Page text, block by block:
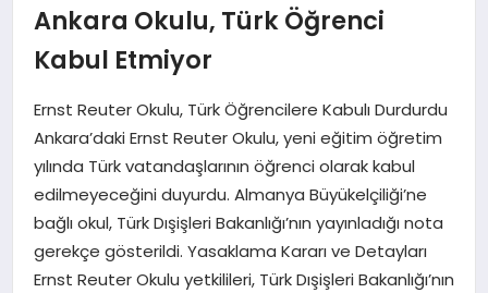
MAGAZIN
SIYASET
SPOR
TEKNOLOJI
YAŞAM
Ankara Okulu, Türk Öğrenci
Kabul Etmiyor
Ernst Reuter Okulu, Türk Öğrencilere Kabulı Durdurdu
Ankara’daki Ernst Reuter Okulu, yeni eğitim öğretim
yılında Türk vatandaşlarının öğrenci olarak kabul
edilmeyeceğini duyurdu. Almanya Büyükelçiliği’ne
bağlı okul, Türk Dışişleri Bakanlığı’nın yayınladığı nota
gerekçe gösterildi. Yasaklama Kararı ve Detayları
Ernst Reuter Okulu yetkilileri, Türk Dışişleri Bakanlığı’nın